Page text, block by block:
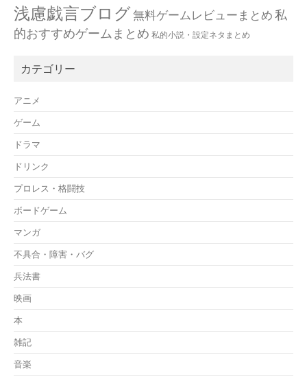
浅慮戯言ブログ無料ゲームレビューまとめ 私
的おすすめゲームまとめ 私的小説・設定ネタまとめ
カテゴリー
アニメ
ゲーム
ドラマ
ドリンク
プロレス・格闘技
ボードゲーム
マンガ
不具合・障害・バグ
兵法書
映画
本
雑記
音楽